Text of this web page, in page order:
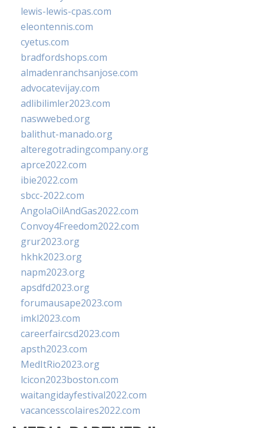
lewis-lewis-cpas.com
eleontennis.com
cyetus.com
bradfordshops.com
almadenranchsanjose.com
advocatevijay.com
adlibilimler2023.com
naswwebed.org
balithut-manado.org
alteregotradingcompany.org
aprce2022.com
ibie2022.com
sbcc-2022.com
AngolaOilAndGas2022.com
Convoy4Freedom2022.com
grur2023.org
hkhk2023.org
napm2023.org
apsdfd2023.org
forumausape2023.com
imkl2023.com
careerfaircsd2023.com
apsth2023.com
MedItRio2023.org
lcicon2023boston.com
waitangidayfestival2022.com
vacancesscolaires2022.com